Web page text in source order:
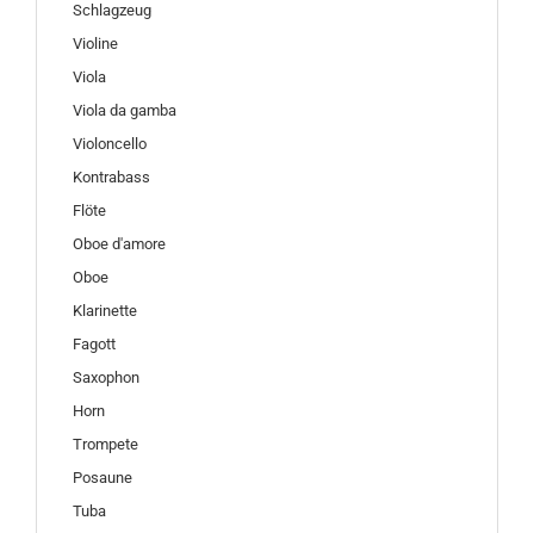
Schlagzeug
Violine
Viola
Viola da gamba
Violoncello
Kontrabass
Flöte
Oboe d'amore
Oboe
Klarinette
Fagott
Saxophon
Horn
Trompete
Posaune
Tuba